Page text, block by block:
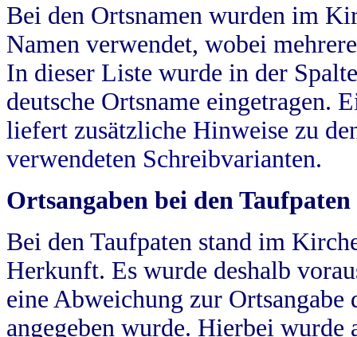
Bei den Ortsnamen wurden im
Namen verwendet, wobei
In dieser Liste wurde in der
deutsche Ortsname eingetragen.
liefert zusätzliche Hinweise zu
verwendeten Schreibvarianten.
Ortsangaben bei den Taufpaten
Bei den Taufpaten stand im
Herkunft. Es wurde deshalb
eine Abweichung zur
angegeben wurde. Hierbei wurde